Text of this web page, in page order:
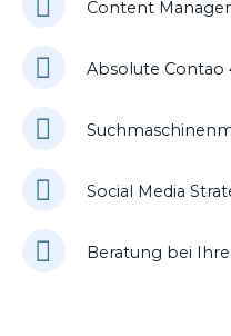
Content
Absolute Contao
Social Media
Beratung bei